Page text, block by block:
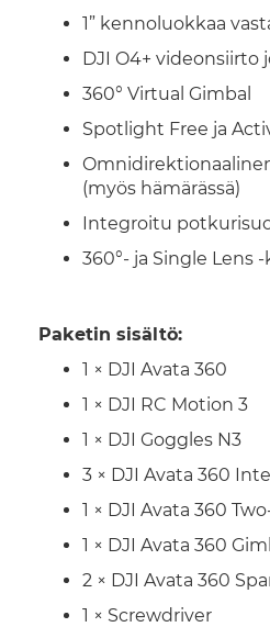
1” kennoluokkaa
DJI O4+ videonsiirto
360° Virtual Gimbal
Spotlight Free ja
(myös hämärässä)
Integroitu
360°- ja Single Lens
Paketin sisältö:
1 × DJI Avata 360
1 × DJI RC Motion 3
1 × DJI Goggles N3
3 × DJI Avata 360
1 × DJI Avata 360
1 × DJI Avata 360
2 × DJI Avata 360
1 × Screwdriver